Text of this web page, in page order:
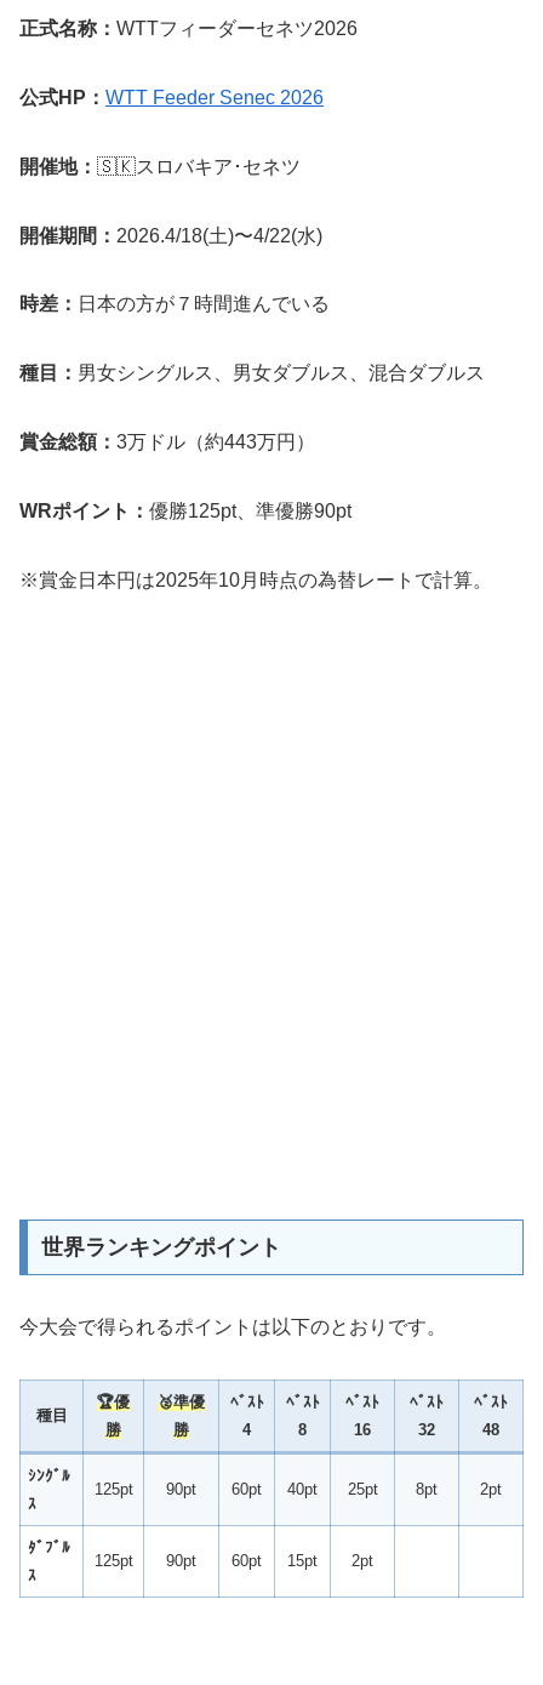
正式名称： WTTフィーダーセネツ2026
公式HP： WTT Feeder Senec 2026
開催地： 🇸🇰スロバキア･セネツ
開催期間： 2026.4/18(土)〜4/22(水)
時差： 日本の方が７時間進んでいる
種目： 男女シングルス、男女ダブルス、混合ダブルス
賞金総額： 3万ドル（約443万円）
WRポイント： 優勝125pt、準優勝90pt
※賞金日本円は2025年10月時点の為替レートで計算。
世界ランキングポイント
今大会で得られるポイントは以下のとおりです。
種目
🏆優
勝
🥈準優
勝
ﾍﾞｽﾄ
4
ﾍﾞｽﾄ
8
ﾍﾞｽﾄ
16
ﾍﾞｽﾄ
32
ﾍﾞｽﾄ
48
ｼﾝｸﾞﾙ
ｽ
125pt 90pt 60pt 40pt 25pt 8pt 2pt
ﾀﾞﾌﾞﾙ
ｽ
125pt 90pt 60pt 15pt 2pt